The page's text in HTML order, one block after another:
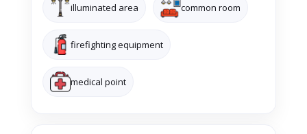
illuminated area common room
firefighting equipment
medical point